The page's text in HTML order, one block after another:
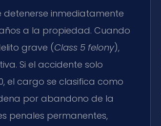
inmediatamente
a la propiedad. Cuando
grave (Class 5 felony),
Si el accidente solo
el cargo se clasifica como
por abandono de la
penales permanentes,